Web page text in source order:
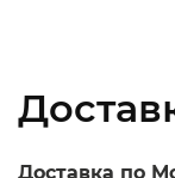
Доставка по